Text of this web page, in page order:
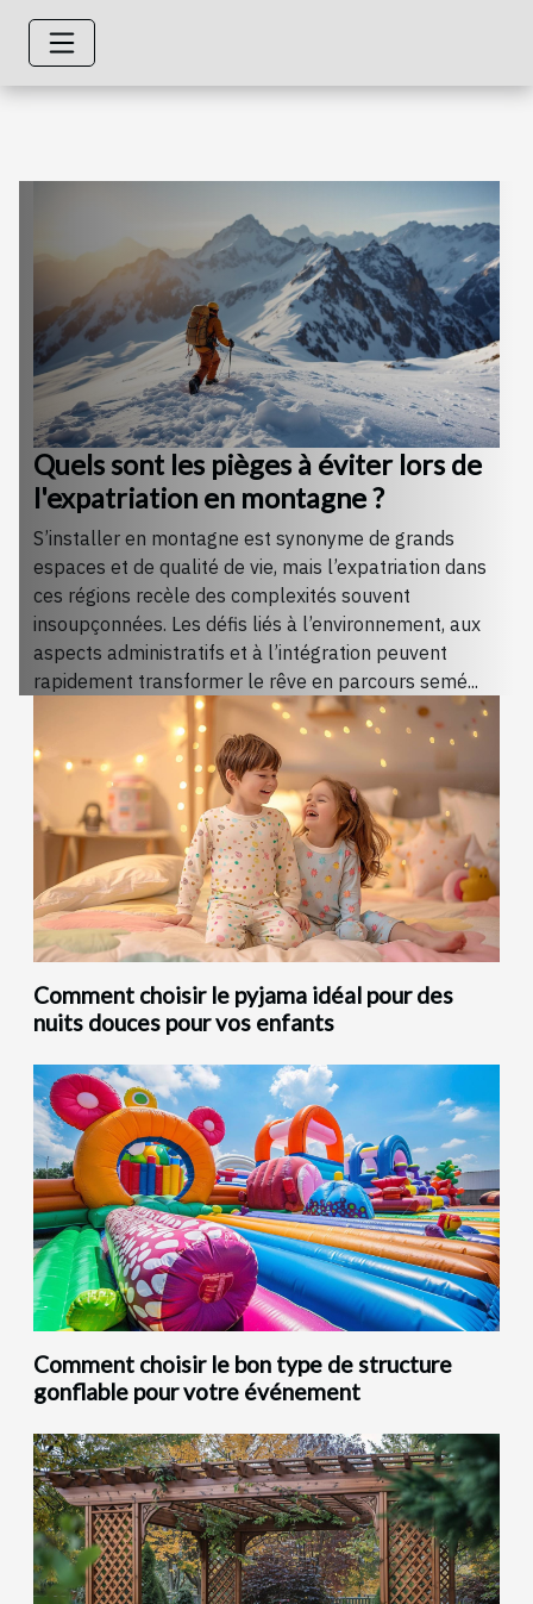
Quels sont les pièges à éviter lors de
l'expatriation en montagne ?
S’installer en montagne est synonyme de grands
espaces et de qualité de vie, mais l’expatriation dans
ces régions recèle des complexités souvent
insoupçonnées. Les défis liés à l’environnement, aux
aspects administratifs et à l’intégration peuvent
rapidement transformer le rêve en parcours semé...
Comment choisir le pyjama idéal pour des
nuits douces pour vos enfants
Comment choisir le bon type de structure
gonflable pour votre événement